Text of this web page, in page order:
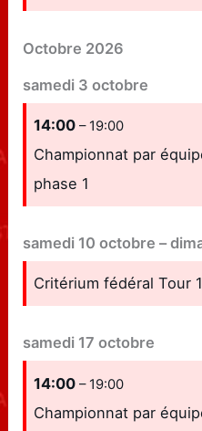
Octobre 2026
samedi 3 octobre
14:00– 19:00
Championnat par
phase 1
samedi 10 octobre –
Critérium fédéral Tour 1
samedi 17 octobre
14:00– 19:00
Championnat par